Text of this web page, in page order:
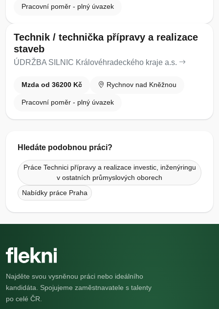
Pracovní poměr - plný úvazek
Technik / technička přípravy a realizace
staveb
ÚDRŽBA SILNIC Královéhradeckého kraje a.s.
Mzda od 36200 Kč Rychnov nad Kněžnou
Pracovní poměr - plný úvazek
Hledáte podobnou práci?
Práce Technici přípravy a realizace investic, inženýringu
v ostatních průmyslových oborech
Nabídky práce Praha
Najděte svou vysněnou práci nebo ideálního
kandidáta. Spojujeme zaměstnavatele s talenty
po celé ČR.